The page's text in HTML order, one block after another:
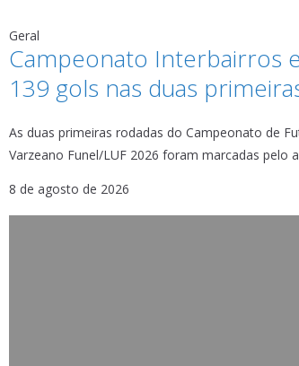
Geral
Campeonato Interbairros
139 gols nas duas
As duas primeiras rodadas do Campeonato de
Varzeano Funel/LUF 2026 foram marcadas pelo
8 de agosto de 2026